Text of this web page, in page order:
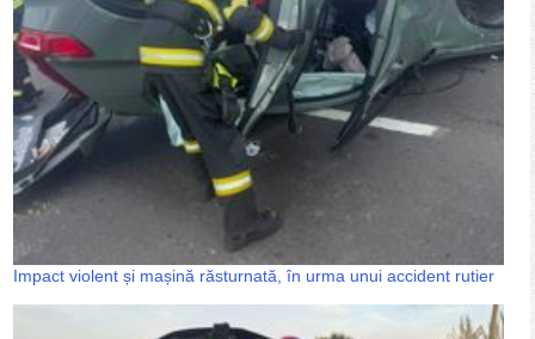
Impact violent și mașină răsturnată, în urma unui accident rutier